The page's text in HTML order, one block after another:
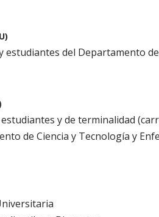
del Departamento de
y de terminalidad
de Ciencia y Tecnología y